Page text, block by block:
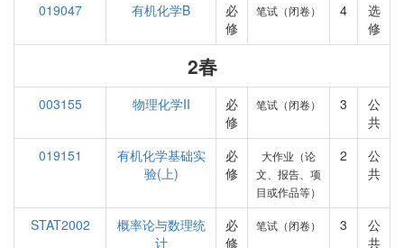
019047
有机化学B
必
修
笔试（闭卷） 4
选
修
2春
003155 物理化学II
必
修
笔试（闭卷） 3
公
共
019151
有机化学基础实
验(上)
必
修
大作业（论
文、报告、项
目或作品等）
2
公
共
STAT2002
概率论与数理统
计
必
修
笔试（闭卷） 3
公
共